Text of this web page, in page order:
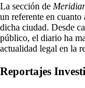
La sección de
un referente en cuanto
dicha ciudad. Desde
público, el diario ha
actualidad legal en la
Reportajes